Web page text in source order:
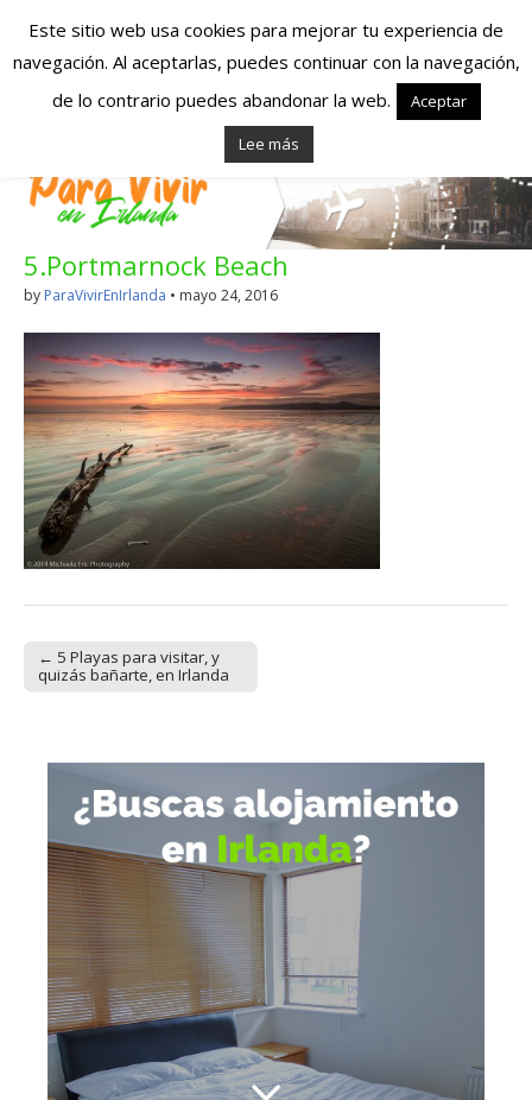
Españoles en
Irlanda – Vivir en
Irlanda – Trabajo
en Irlanda –
Alojamiento en
Irlanda
Blog dedicado a los que viven, estudian y trabajan en
Irlanda!
5.Portmarnock Beach
by ParaVivirEnIrlanda • mayo 24, 2016
Post navigation
← 5 Playas para visitar, y
quizás bañarte, en Irlanda
Este sitio web usa cookies para mejorar tu experiencia de
navegación. Al aceptarlas, puedes continuar con la navegación,
de lo contrario puedes abandonar la web.
Aceptar
Lee más